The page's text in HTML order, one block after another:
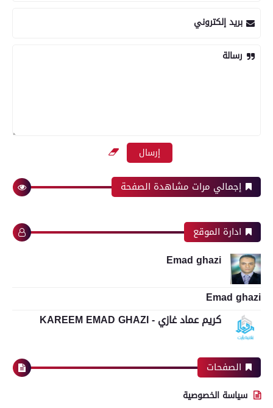
بريد إلكتروني
رسالة
إجمالي مرات مشاهدة الصفحة
ادارة الموقع
Emad ghazi
Emad ghazi
كريم عماد غازي - KAREEM EMAD GHAZI
الصفحات
سياسة الخصوصية